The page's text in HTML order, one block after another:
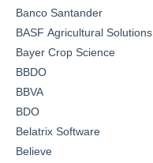
Banco Santander
BASF Agricultural Solutions
Bayer Crop Science
BBDO
BBVA
BDO
Belatrix Software
Believe